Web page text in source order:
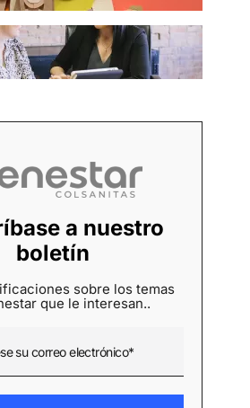
a nuestro
boletín
sobre los temas
que le interesan..